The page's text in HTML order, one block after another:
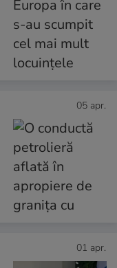
05 apr.
01 apr.